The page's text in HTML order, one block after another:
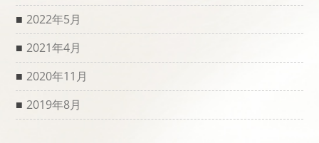
2022年5月
2021年4月
2020年11月
2019年8月